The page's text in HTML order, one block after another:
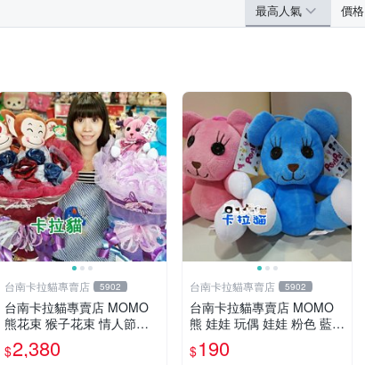
最高人氣 價格
台南卡拉貓專賣店 5902
台南卡拉貓專賣店 MOMO
熊花束 猴子花束 情人節禮
物 二選一 可繡字 可今天寄
明天到
$2,380
台南卡拉貓專賣店 5902
台南卡拉貓專賣店 MOMO
熊 娃娃 玩偶 娃娃 粉色 藍色
2色分售
$190